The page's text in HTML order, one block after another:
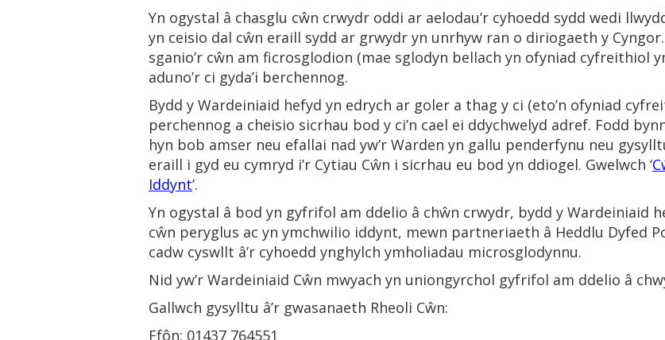
Yn ogystal â chasglu cŵn crwydr oddi ar aelodau’r cyhoedd sydd wedi
yn ceisio dal cŵn eraill sydd ar grwydr yn unrhyw ran o diriogaeth y
sganio’r cŵn am ficrosglodion (mae sglodyn bellach yn ofyniad cyfreithiol
aduno’r ci gyda’i berchennog.
Bydd y Wardeiniaid hefyd yn edrych ar goler a thag y ci (eto’n ofyniad
perchennog a cheisio sicrhau bod y ci’n cael ei ddychwelyd adref. Fodd
hyn bob amser neu efallai nad yw’r Warden yn gallu penderfynu neu
eraill i gyd eu cymryd i’r Cytiau Cŵn i sicrhau eu bod yn ddiogel. Gwelwch ‘
Iddynt’.
Yn ogystal â bod yn gyfrifol am ddelio â chŵn crwydr, bydd y Wardeiniaid
cŵn peryglus ac yn ymchwilio iddynt, mewn partneriaeth â Heddlu Dyfed
cadw cyswllt â’r cyhoedd ynghylch ymholiadau microsglodynnu.
Nid yw’r Wardeiniaid Cŵn mwyach yn uniongyrchol gyfrifol am ddelio â
Gallwch gysylltu â’r gwasanaeth Rheoli Cŵn:
Ffôn: 01437 764551